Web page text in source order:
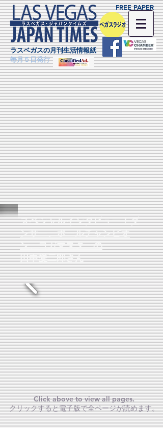
ラスベガスの月刊生活情報紙
毎月５日発行
FREE PAPER
スペシャルインタビュー！ダ
ンサー、ポールチャンピオ
ン、ヨガマスターの
田中愛二郎さん
Click above to view all pages.
クリックすると電子版で全ページが読めます。